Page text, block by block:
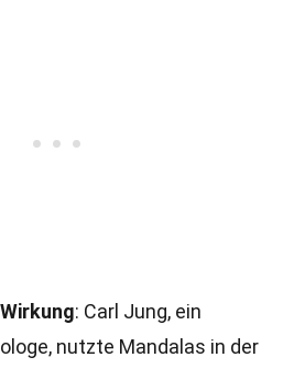
: Carl Jung, ein
nutzte Mandalas in der